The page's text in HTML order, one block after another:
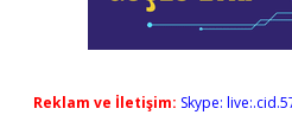
Reklam ve İletişim: Skype: